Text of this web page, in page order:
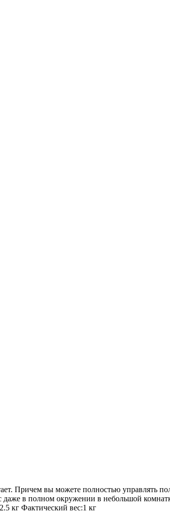
Причем вы можете полностью управлять
в полном окружении в небольшой
кг Фактический вес:1 кг